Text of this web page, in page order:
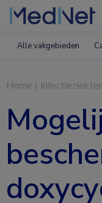
Alle vakgebieden
Home |